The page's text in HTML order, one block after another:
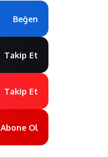
Beğen
Takip Et
Takip Et
Abone Ol